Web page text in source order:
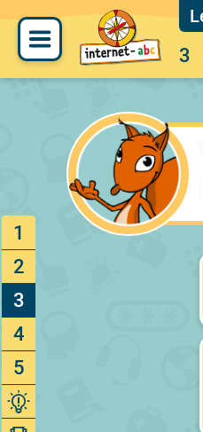
3
1
2
3
4
5